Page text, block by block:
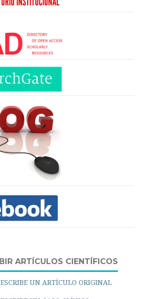
ARTÍCULOS CIENTÍFICOS
UN ARTÍCULO ORIGINAL